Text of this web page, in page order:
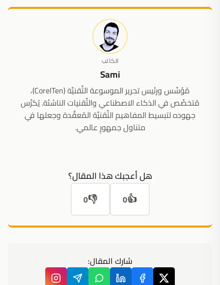
الكاتب
Sami
مُؤسِّس ورئيس تحرير الموسوعة التِّقنيَّة (CoreITen)،
مُتخصِّص في الذكاء الاصطناعي والتِّقنيات الناشئة. يُكرِّس
جهوده لتبسيط المفاهيم التِّقنيَّة المُعقَّدة وجعلها في
متناول جمهورٍ عالمي.
هل أعجبك هذا المقال؟
👍
0
👎
0
شارك المقال: